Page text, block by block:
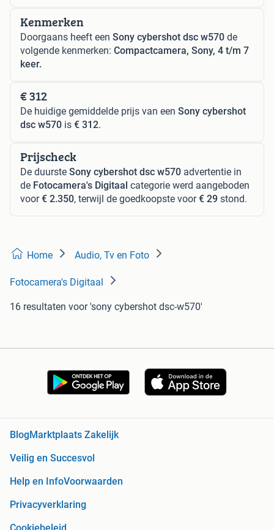
Kenmerken
Doorgaans heeft een Sony cybershot dsc w570 de
volgende kenmerken: Compactcamera, Sony, 4 t/m 7
keer.
€ 312
De huidige gemiddelde prijs van een Sony cybershot
dsc w570 is € 312.
Prijscheck
De duurste Sony cybershot dsc w570 advertentie in
de Fotocamera's Digitaal categorie werd aangeboden
voor€ 2.350, terwijl de goedkoopste voor€ 29 stond.
Home Audio, Tv en Foto
Fotocamera's Digitaal
16 resultaten voor 'sony cybershot dsc-w570'
BlogMarktplaats Zakelijk
Veilig en Succesvol
Help en InfoVoorwaarden
Privacyverklaring